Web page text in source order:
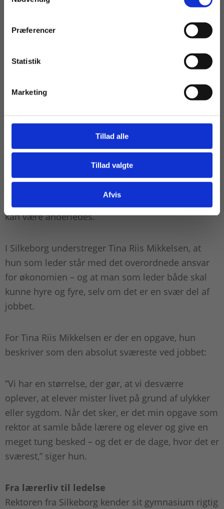
Præferencer
Statistik
Marketing
Tillad alle
Tillad valgte
Afvis
Konsekvensen af dette er den del af jobbet, som
Christina Trolle Bojesen synes, er noget af det
”De gange, vi har skullet opsige medarbejdere,
fortsætter: ”Der må man virkelig sige til sig selv, at
kan være anderledes.”
I Silkeborg understreger Tina Riis Mikkelsen, at
hun som leder står med det overordnede ansvar
for økonomien – og at man som leder både skal
kunne hyre og fyre, selv om det er en svær del af
jobbet.
For Tina Riis Mikkelsen er der en opgave, hun
beskriver som den absolut sværeste ved jobbet:
”Vi har en størrelse, der gør, at vi desværre
oplever, at elever mister livet på grund af ulykker
eller sygdom. Når det sker, er det min opgave som
rektor at samle både lærere og elever og give en
meget tung besked – og det er de dage, hvor det er
sværest,” siger hun.
Fra lærerliv til ledelse
Rektoren fra Silkeborg kender sit gymnasium rigtig
Gå til praxisOnline